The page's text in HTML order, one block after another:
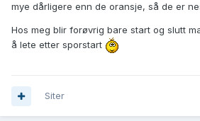
mye dårligere enn de oransje, så de er
Hos meg blir forøvrig bare start og slutt
å lete etter sporstart
Siter